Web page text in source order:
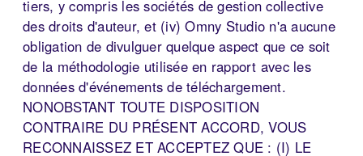
tiers, y compris les sociétés de gestion collective
des droits d'auteur, et (iv) Omny Studio n'a aucune
obligation de divulguer quelque aspect que ce soit
de la méthodologie utilisée en rapport avec les
données d'événements de téléchargement.
NONOBSTANT TOUTE DISPOSITION
CONTRAIRE DU PRÉSENT ACCORD, VOUS
RECONNAISSEZ ET ACCEPTEZ QUE : (I) LE